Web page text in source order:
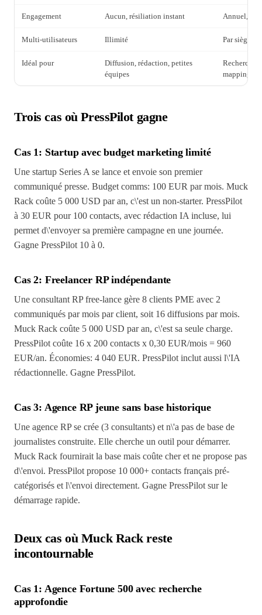
Engagement Aucun, résiliation instant Annuel,
Multi-utilisateurs Illimité Par siège,
Idéal pour
Diffusion, rédaction, petites
équipes
Recherche
mapping
Trois cas où PressPilot gagne
Cas 1: Startup avec budget marketing limité
Une startup Series A se lance et envoie son premier
communiqué presse. Budget comms: 100 EUR par mois. Muck
Rack coûte 5 000 USD par an, c\'est un non-starter. PressPilot
à 30 EUR pour 100 contacts, avec rédaction IA incluse, lui
permet d\'envoyer sa première campagne en une journée.
Gagne PressPilot 10 à 0.
Cas 2: Freelancer RP indépendante
Une consultant RP free-lance gère 8 clients PME avec 2
communiqués par mois par client, soit 16 diffusions par mois.
Muck Rack coûte 5 000 USD par an, c\'est sa seule charge.
PressPilot coûte 16 x 200 contacts x 0,30 EUR/mois = 960
EUR/an. Économies: 4 040 EUR. PressPilot inclut aussi l\'IA
rédactionnelle. Gagne PressPilot.
Cas 3: Agence RP jeune sans base historique
Une agence RP se crée (3 consultants) et n\'a pas de base de
journalistes construite. Elle cherche un outil pour démarrer.
Muck Rack fournirait la base mais coûte cher et ne propose pas
d\'envoi. PressPilot propose 10 000+ contacts français pré-
catégorisés et l\'envoi directement. Gagne PressPilot sur le
démarrage rapide.
Deux cas où Muck Rack reste
incontournable
Cas 1: Agence Fortune 500 avec recherche
approfondie